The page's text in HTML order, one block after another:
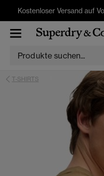
Kostenloser Versand auf
T-SHIRTS